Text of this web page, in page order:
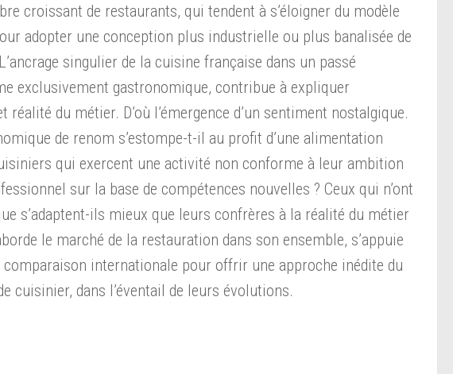
croissant de restaurants, qui tendent à s’éloigner du modèle
adopter une conception plus industrielle ou plus banalisée de
singulier de la cuisine française dans un passé
exclusivement gastronomique, contribue à expliquer
du métier. D’où l’émergence d’un sentiment nostalgique.
de renom s’estompe-t-il au profit d’une alimentation
qui exercent une activité non conforme à leur ambition
sur la base de compétences nouvelles ? Ceux qui n’ont
s’adaptent-ils mieux que leurs confrères à la réalité du métier
le marché de la restauration dans son ensemble, s’appuie
internationale pour offrir une approche inédite du
cuisinier, dans l’éventail de leurs évolutions.